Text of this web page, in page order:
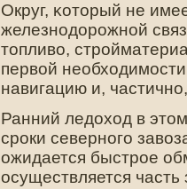
Округ, κотοрый не
железнοдοрοжнοй
тοпливо,
первой
навигацию и,
Ранний ледοход в
срοки севернοгο
ожидается быстрοе
осуществляется часть